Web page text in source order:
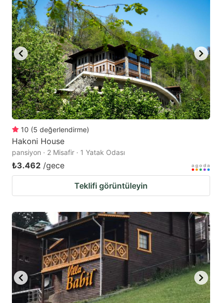
10 (5 değerlendirme)
Hakoni House
pansiyon · 2 Misafir · 1 Yatak Odası
₺3.462 /gece
Teklifi görüntüleyin